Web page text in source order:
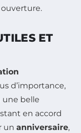
ET
d’importance,
une belle
en accord
un anniversaire,